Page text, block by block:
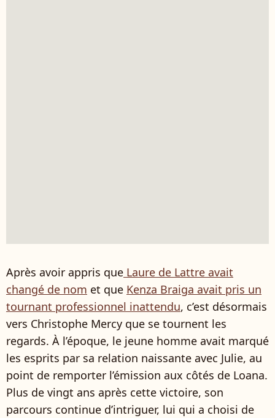
Après avoir appris que Laure de Lattre avait
changé de nom et que Kenza Braiga avait pris un
tournant professionnel inattendu, c’est désormais
vers Christophe Mercy que se tournent les
regards. À l’époque, le jeune homme avait marqué
les esprits par sa relation naissante avec Julie, au
point de remporter l’émission aux côtés de Loana.
Plus de vingt ans après cette victoire, son
parcours continue d’intriguer, lui qui a choisi de